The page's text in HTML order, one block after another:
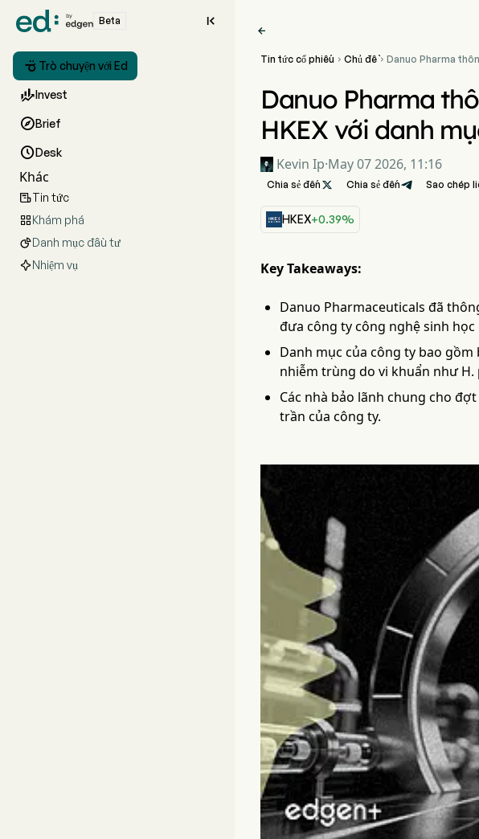
Beta 
 Trò chuyện với Ed
Invest
Brief
Desk
Khác
Tin tức
Khám phá
Danh mục đầu tư
Nhiệm vụ

Tin tức cổ phiếu  Chủ đề Danuo Pharma
chương trình
Danuo Pharma
HKEX với danh
Kevin Ip·May 07 2026, 11:16
Chia sẻ đến  Chia sẻ đến Sao chép
HKEX+0.39%
Key Takeaways:
Danuo Pharmaceuticals đã
đưa công ty công nghệ sinh
Danh mục của công ty bao
nhiễm trùng do vi khuẩn như H.
Các nhà bảo lãnh chung cho
trần của công ty.